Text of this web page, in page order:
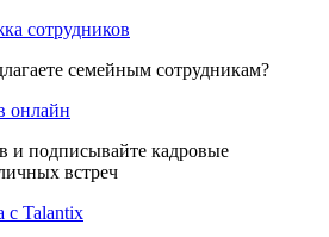
сотрудников
семейным сотрудникам?
онлайн
и подписывайте кадровые
встреч
с Talantix